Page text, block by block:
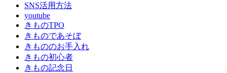
SNS活用方法
youtube
きものTPO
きものであそぼ
きもののお手入れ
きもの初心者
きもの記念日